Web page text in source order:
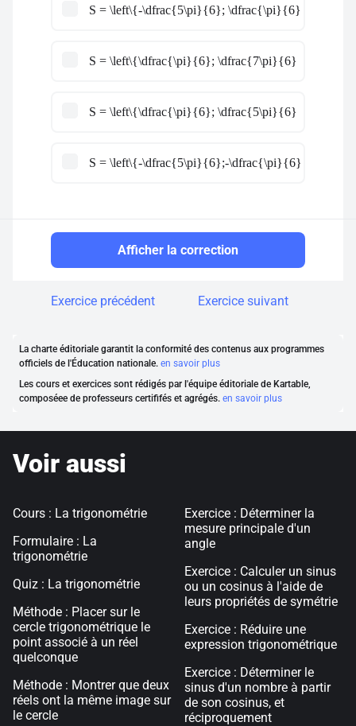
S = \left\{-\dfrac{5\pi}{6}; \dfrac{\pi}{6} \right\}
S = \left\{\dfrac{\pi}{6}; \dfrac{7\pi}{6} \right\}
S = \left\{\dfrac{\pi}{6}; \dfrac{5\pi}{6} \right\}
S = \left\{-\dfrac{5\pi}{6};-\dfrac{\pi}{6};
Afficher la correction
Exercice précédent Exercice suivant
La charte éditoriale garantit la conformité des contenus aux programmes
officiels de l'Éducation nationale. en savoir plus
Les cours et exercices sont rédigés par l'équipe éditoriale de Kartable,
composéee de professeurs certififés et agrégés. en savoir plus
Voir aussi
Cours : La trigonométrie
Formulaire : La
trigonométrie
Quiz : La trigonométrie
Méthode : Placer sur le
cercle trigonométrique le
point associé à un réel
quelconque
Méthode : Montrer que deux
réels ont la même image sur
le cercle
Exercice : Déterminer la
mesure principale d'un
angle
Exercice : Calculer un sinus
ou un cosinus à l'aide de
leurs propriétés de symétrie
Exercice : Réduire une
expression trigonométrique
Exercice : Déterminer le
sinus d'un nombre à partir
de son cosinus, et
réciproquement